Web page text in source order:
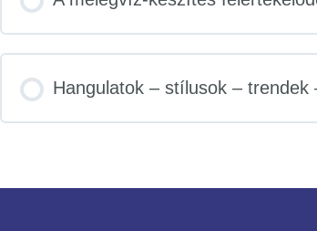
Hangulatok – stílusok –